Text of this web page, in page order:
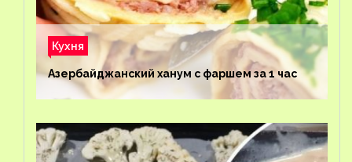
Кухня
Азербайджанский ханум с фаршем за 1 час